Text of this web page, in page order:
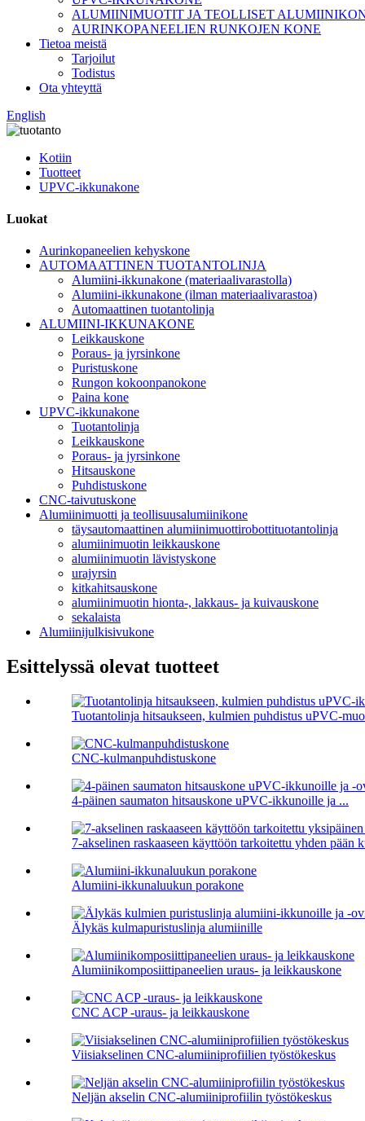
ALUMIINIMUOTIT JA TEOLLISET
AURINKOPANEELIEN RUNKOJEN KONE
Tietoa meistä
Tarjoilut
Todistus
Ota yhteyttä
English
Kotiin
Tuotteet
UPVC-ikkunakone
Luokat
Aurinkopaneelien kehyskone
AUTOMAATTINEN TUOTANTOLINJA
Alumiini-ikkunakone (materiaalivarastolla)
Alumiini-ikkunakone (ilman materiaalivarastoa)
Automaattinen tuotantolinja
ALUMIINI-IKKUNAKONE
Leikkauskone
Poraus- ja jyrsinkone
Puristuskone
Rungon kokoonpanokone
Paina kone
UPVC-ikkunakone
Tuotantolinja
Leikkauskone
Poraus- ja jyrsinkone
Hitsauskone
Puhdistuskone
CNC-taivutuskone
Alumiinimuotti ja teollisuusalumiinikone
täysautomaattinen alumiinimuottirobottituotantolinja
alumiinimuotin leikkauskone
alumiinimuotin lävistyskone
urajyrsin
kitkahitsauskone
alumiinimuotin hionta-, lakkaus- ja kuivauskone
sekalaista
Alumiinijulkisivukone
Esittelyssä olevat tuotteet
Tuotantolinja hitsaukseen, kulmien puhdistus uPVC-
CNC-kulmanpuhdistuskone
4-päinen saumaton hitsauskone uPVC-ikkunoille ja ...
7-akselinen raskaaseen käyttöön tarkoitettu yhden pään
Alumiini-ikkunaluukun porakone
Älykäs kulmapuristuslinja alumiinille
Alumiinikomposiittipaneelien uraus- ja leikkauskone
CNC ACP -uraus- ja leikkauskone
Viisiakselinen CNC-alumiiniprofiilien työstökeskus
Neljän akselin CNC-alumiiniprofiilin työstökeskus